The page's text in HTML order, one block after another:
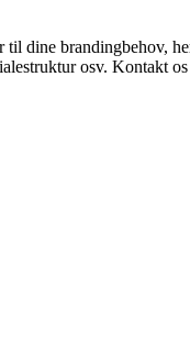
til dine brandingbehov,
osv. Kontakt